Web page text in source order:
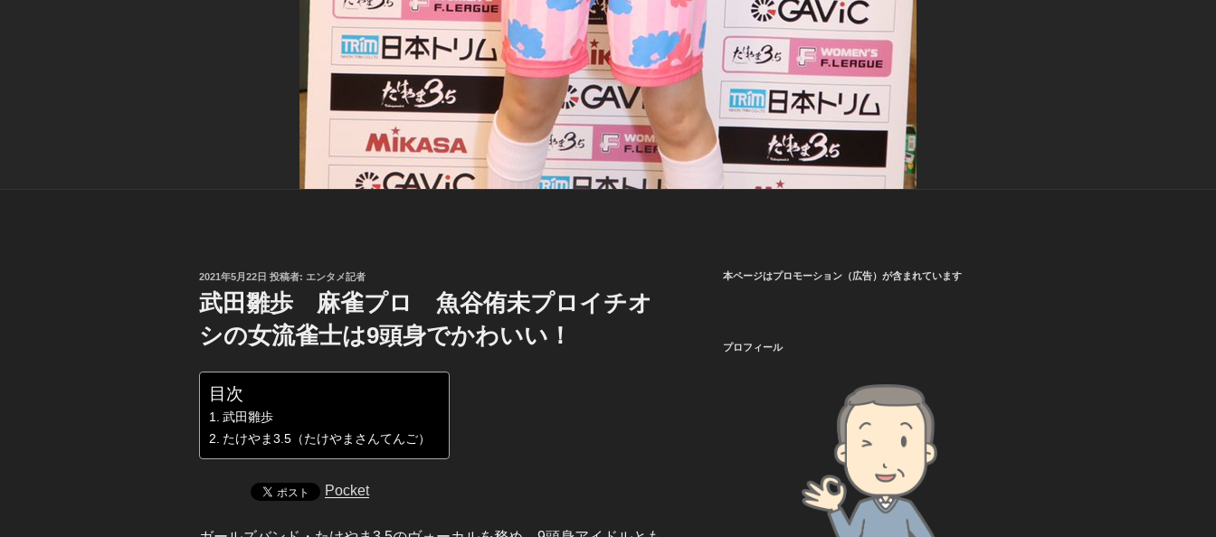
投
日:
2021年5月22日 投稿者: エンタメ記者
武田雛歩 麻雀プロ 魚谷侑未プロイチオ
シの女流雀士は9頭身でかわいい！
目次
武田雛歩
たけやま3.5（たけやまさんてんご）
Pocket
本ページはプロモーション（広告）が含まれています
プロフィール